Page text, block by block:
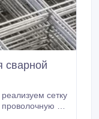
сварной
сетку